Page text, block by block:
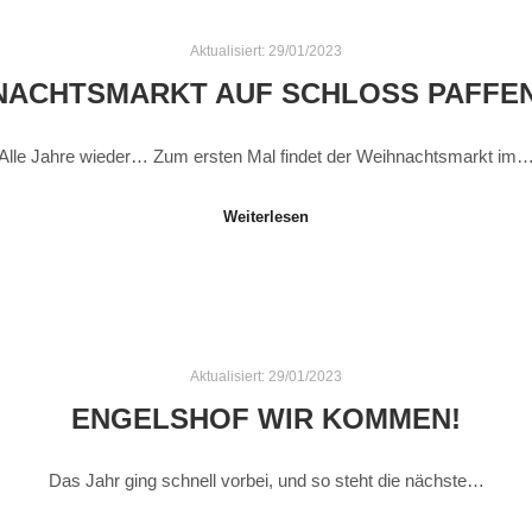
Aktualisiert: 29/01/2023
AUF SCHLOSS
Jahre wieder… Zum ersten Mal findet der Weihnachtsmarkt im…
Weiterlesen
Aktualisiert: 29/01/2023
ENGELSHOF WIR KOMMEN!
Das Jahr ging schnell vorbei, und so steht die nächste…